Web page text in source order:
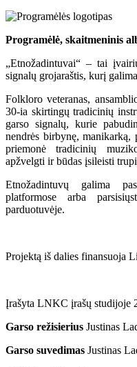
Programėlė, skaitmeninis
„Etnožadintuvai“ – tai
signalų grojaraštis, kurį
Folkloro veteranas,
30-ia skirtingų tradicinių
garso signalų, kurie
nendrės birbynę,
priemonė tradicinių
apžvelgti ir būdas įsileisti
Etnožadintuvų galima
platformose arba
parduotuvėje.
Projektą iš dalies finansuoja
Įrašyta LNKC įrašų studijoje
Garso režisierius Justinas
Garso suvedimas Justinas